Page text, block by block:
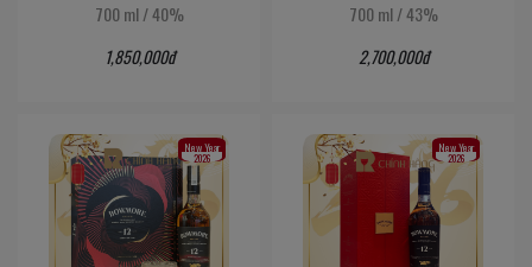
700 ml /40%
1,850,000đ
700 ml /43%
2,700,000đ
New Year
2026
New Year
2026